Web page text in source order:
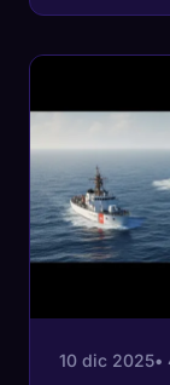
expansión
10 dic 2025•